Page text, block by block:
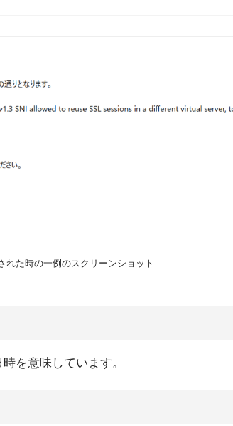
た時の一例のスクリーンショット
を意味しています。